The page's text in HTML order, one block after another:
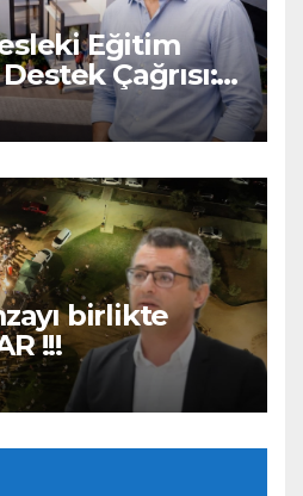
Eğitim
Çağrısı:
Kapıyı
birlikte
!!!